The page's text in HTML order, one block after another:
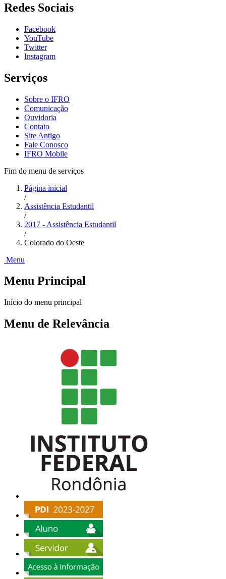
Redes Sociais
Facebook
YouTube
Twitter
Instagram
Serviços
Sobre o IFRO
Comunicação
Ouvidoria
Contato
Site Antigo
Fale Conosco
IFRO Mobile
Fim do menu de serviços
Página inicial
/
Assistência Estudantil
/
2017 - Assistência Estudantil
/
Colorado do Oeste
Menu
Menu Principal
Início do menu principal
Menu de Relevância